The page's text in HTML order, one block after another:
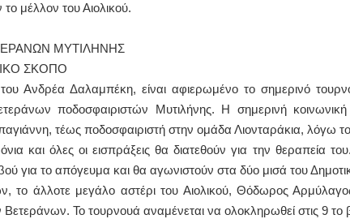
μέλλον του Αιολικού.
ΜΥΤΙΛΗΝΗΣ
ΣΚΟΠΟ
Ανδρέα Δαλαμπέκη, είναι αφιερωμένο το σημερινό
ποδοσφαιριστών Μυτιλήνης. Η σημερινή
τέως ποδοσφαιριστή στην ομάδα Λιονταράκια, λόγω
και όλες οι εισπράξεις θα διατεθούν για την θεραπεία
για το απόγευμα και θα αγωνιστούν στα δύο μισά του
το άλλοτε μεγάλο αστέρι του Αιολικού, Θόδωρος
Το τουρνουά αναμένεται να ολοκληρωθεί στις 9 το